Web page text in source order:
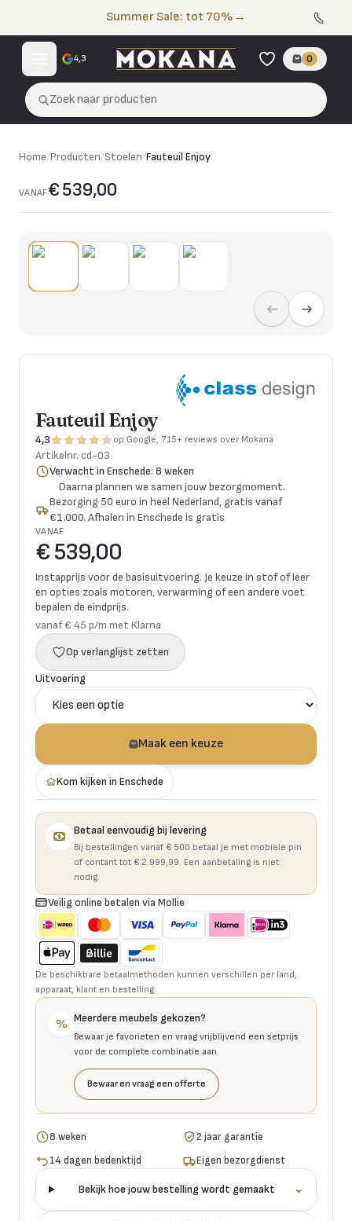
Summer Sale: tot 70% →
4,3 0
Zoek naar producten
Home/Producten/Stoelen/Fauteuil Enjoy
VANAF€ 539,00
Fauteuil Enjoy
4,3 op Google, 715+ reviews over Mokana
Artikelnr. cd-03
Verwacht in Enschede: 8 weken
Daarna plannen we samen jouw bezorgmoment.
Bezorging 50 euro in heel Nederland, gratis vanaf
€1.000. Afhalen in Enschede is gratis
VANAF
€ 539,00
Instapprijs voor de basisuitvoering. Je keuze in stof of leer
en opties zoals motoren, verwarming of een andere voet
bepalen de eindprijs.
vanaf € 45 p/m met Klarna
Op verlanglijst zetten
Uitvoering
Maak een keuze
Kom kijken in Enschede
Betaal eenvoudig bij levering
Bij bestellingen vanaf € 500 betaal je met mobiele pin
of contant tot € 2.999,99. Een aanbetaling is niet
nodig.
Veilig online betalen via Mollie
De beschikbare betaalmethoden kunnen verschillen per land,
apparaat, klant en bestelling.
% Meerdere meubels gekozen?
Bewaar je favorieten en vraag vrijblijvend een setprijs
voor de complete combinatie aan.
Bewaar en vraag een offerte
8 weken
2 jaar garantie
14 dagen bedenktijd
Eigen bezorgdienst
Bekijk hoe jouw bestelling wordt gemaakt ⌄